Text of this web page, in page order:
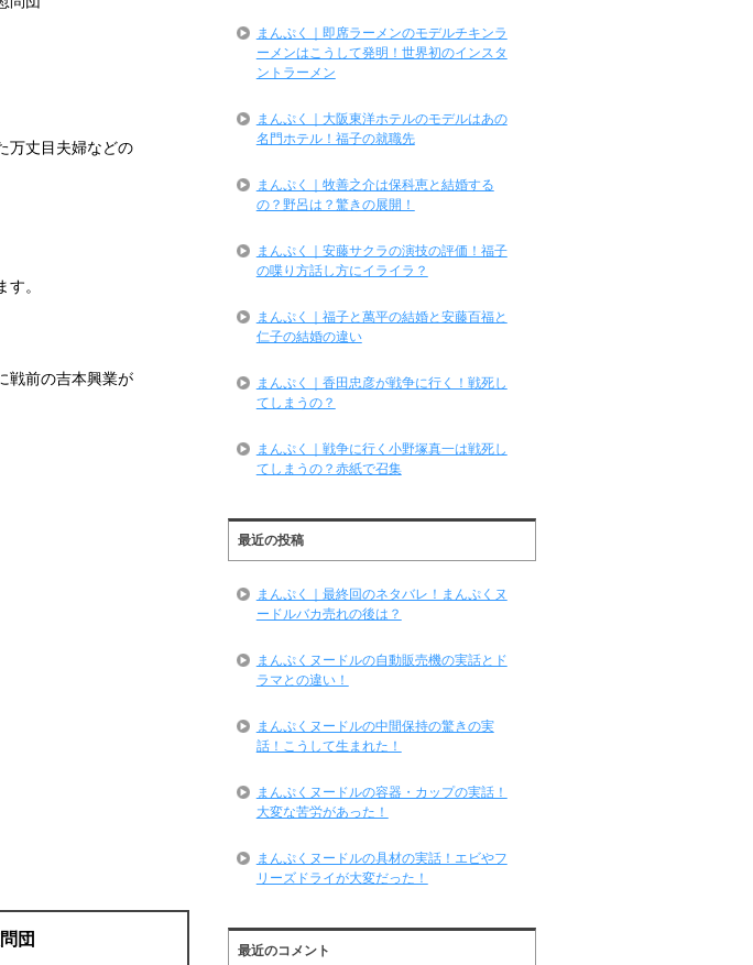
万丈目夫婦などの
。
戦前の吉本興業が
団
まんぷく｜即席ラーメンのモデルチキンラ
ーメンはこうして発明！世界初のインスタ
ントラーメン
まんぷく｜大阪東洋ホテルのモデルはあの
名門ホテル！福子の就職先
まんぷく｜牧善之介は保科恵と結婚する
の？野呂は？驚きの展開！
まんぷく｜安藤サクラの演技の評価！福子
の喋り方話し方にイライラ？
まんぷく｜福子と萬平の結婚と安藤百福と
仁子の結婚の違い
まんぷく｜香田忠彦が戦争に行く！戦死し
てしまうの？
まんぷく｜戦争に行く小野塚真一は戦死し
てしまうの？赤紙で召集
最近の投稿
まんぷく｜最終回のネタバレ！まんぷくヌ
ードルバカ売れの後は？
まんぷくヌードルの自動販売機の実話とド
ラマとの違い！
まんぷくヌードルの中間保持の驚きの実
話！こうして生まれた！
まんぷくヌードルの容器・カップの実話！
大変な苦労があった！
まんぷくヌードルの具材の実話！エビやフ
リーズドライが大変だった！
最近のコメント